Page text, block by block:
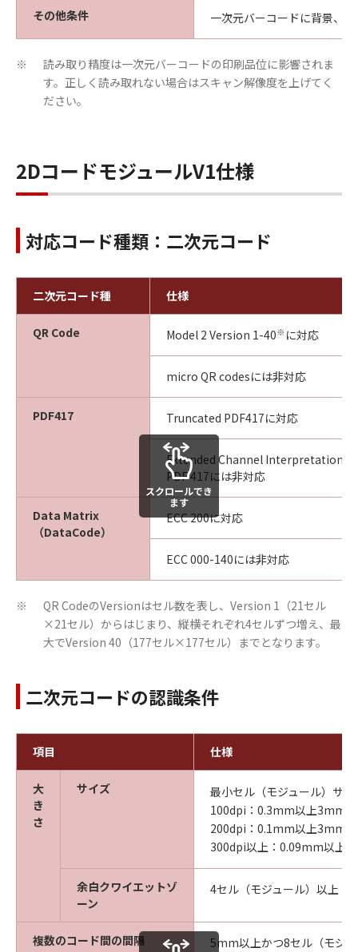
その他条件 一次元バーコードに背景、
※
読み取り精度は一次元バーコードの印刷品位に影響されま
す。正しく読み取れない場合はスキャン解像度を上げてく
ださい。
2DコードモジュールV1仕様
対応コード種類：二次元コード
二次元コード種 仕様
QR Code Model 2 Version 1-40※ に対応
micro QR codesには非対応
PDF417 Truncated PDF417に対応
Extended Channel Interpretation（
PDF 417には非対応
Data Matrix
（DataCode）
ECC 200に対応
ECC 000-140には非対応
※
QR CodeのVersionはセル数を表し、Version 1（21セル
×21セル）からはじまり、縦横それぞれ4セルずつ増え、最
大でVersion 40（177セル×177セル）までとなります。
スクロールでき
ます
二次元コードの認識条件
項目 仕様
大
き
さ
サイズ
最小セル（モジュール）サ
100dpi：0.3mm以上3mm
200dpi：0.1mm以上3mm
300dpi以上：0.09mm以上
余白クワイエットゾ
ーン
4セル（モジュール）以上
複数のコード間の間隔 5mm以上かつ8セル（モジ